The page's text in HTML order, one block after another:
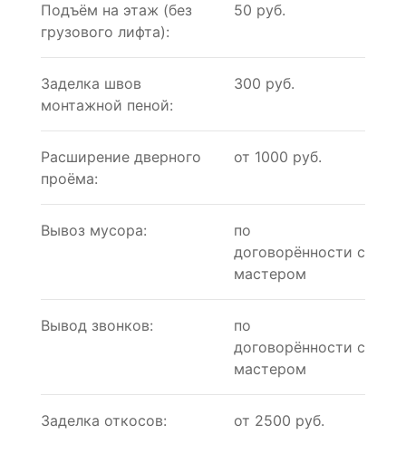
Подъём на этаж (без
грузового лифта):
50 руб.
Заделка швов
монтажной пеной:
300 руб.
Расширение дверного
проёма:
от 1000 руб.
Вывоз мусора:
по
договорённости с
мастером
Вывод звонков:
по
договорённости с
мастером
Заделка откосов: от 2500 руб.